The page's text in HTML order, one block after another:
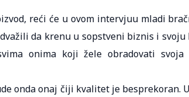
reći će u ovom intervjuu mladi
da krenu u sopstveni biznis i svoju
onima koji žele obradovati svoja
onda onaj čiji kvalitet je besprekoran.